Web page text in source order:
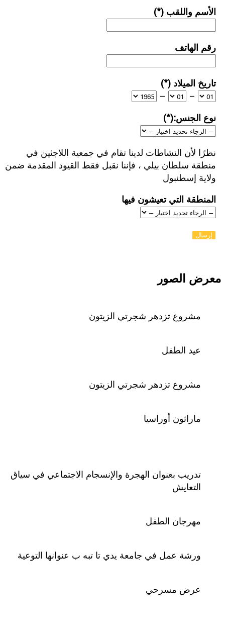
الأسم واللقب (*)
رقم الهاتف
تاريخ الميلاد (*)
–
–
نوع الجنس:(*)
نظرًا لأن النشاطات لدينا تقام في جمعية اللاجئين في
منطقة سلطان بيلي ، فإننا نقبل فقط القيود المقدمة ضمن
ولاية إسطنبول
المنطقة التي تعيشون فيها
معرض الصور
مشروع تزدهر شجرتي الزيتون
عيد الطفل
مشروع تزدهر شجرتي الزيتون
ماراثون أوراسيا
تدريب بعنوان الهجرة والإنسجام الاجتماعي في سياق
التعايش
مهرجان الطفل
ورشة عمل في جامعة يدي تا تبه ب عنوانها التوعية
عرض مسرحي